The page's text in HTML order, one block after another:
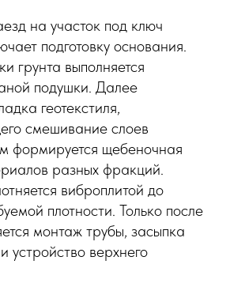
на участок под ключ
подготовку основания.
грунта выполняется
подушки. Далее
геотекстиля,
смешивание слоев
формируется щебеночная
разных фракций.
виброплитой до
плотности. Только после
монтаж трубы, засыпка
устройство верхнего